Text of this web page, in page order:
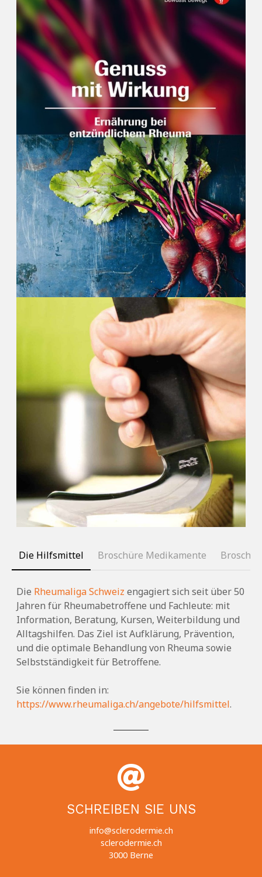
Die Hilfsmittel Broschüre Medikamente
Die Rheumaliga Schweiz engagiert sich seit über 50
Jahren für Rheumabetroffene und Fachleute: mit
Information, Beratung, Kursen, Weiterbildung und
Alltagshilfen. Das Ziel ist Aufklärung, Prävention,
und die optimale Behandlung von Rheuma sowie
Selbstständigkeit für Betroffene.
Sie können finden in:
https://www.rheumaliga.ch/angebote/hilfsmittel.
SCHREIBEN SIE UNS
info@sclerodermie.ch
sclerodermie.ch
3000 Berne